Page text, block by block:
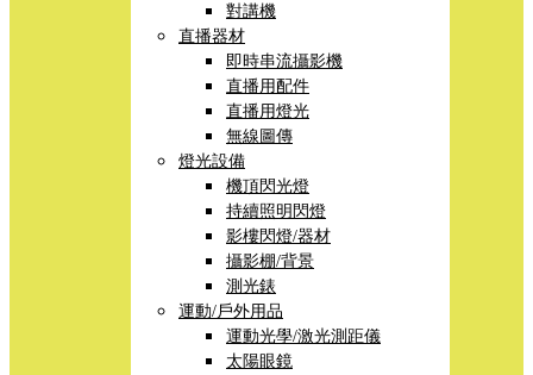
對講機
直播器材
即時串流攝影機
直播用配件
直播用燈光
無線圖傳
燈光設備
機頂閃光燈
持續照明閃燈
影樓閃燈/器材
攝影棚/背景
測光錶
運動/戶外用品
運動光學/激光測距儀
太陽眼鏡